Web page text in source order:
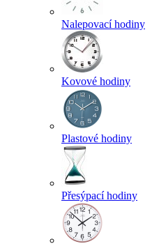
Nalepovací hodiny
Kovové hodiny
Plastové hodiny
Přesýpací hodiny